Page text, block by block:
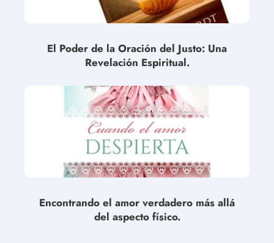
El Poder de la Oración del Justo: Una
Revelación Espiritual.
Encontrando el amor verdadero más allá
del aspecto físico.